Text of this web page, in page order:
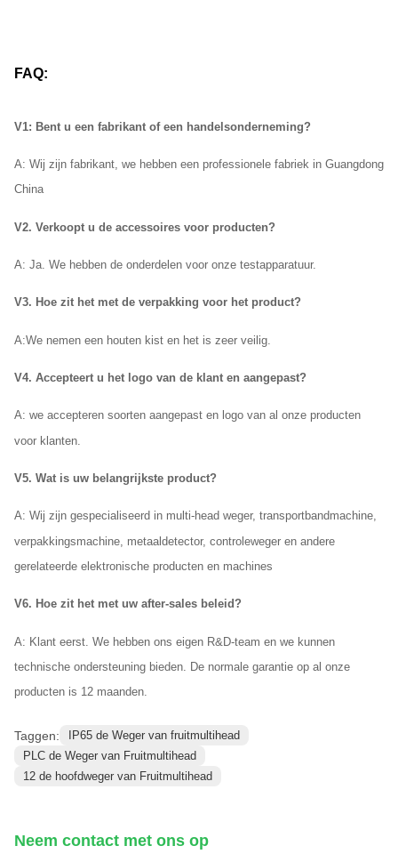
FAQ:
V1: Bent u een fabrikant of een handelsonderneming?
A: Wij zijn fabrikant, we hebben een professionele fabriek in Guangdong
China
V2. Verkoopt u de accessoires voor producten?
A: Ja. We hebben de onderdelen voor onze testapparatuur.
V3. Hoe zit het met de verpakking voor het product?
A:We nemen een houten kist en het is zeer veilig.
V4. Accepteert u het logo van de klant en aangepast?
A: we accepteren soorten aangepast en logo van al onze producten
voor klanten.
V5. Wat is uw belangrijkste product?
A: Wij zijn gespecialiseerd in multi-head weger, transportbandmachine,
verpakkingsmachine, metaaldetector, controleweger en andere
gerelateerde elektronische producten en machines
V6. Hoe zit het met uw after-sales beleid?
A: Klant eerst. We hebben ons eigen R&D-team en we kunnen
technische ondersteuning bieden. De normale garantie op al onze
producten is 12 maanden.
Taggen:
IP65 de Weger van fruitmultihead
PLC de Weger van Fruitmultihead
12 de hoofdweger van Fruitmultihead
Neem contact met ons op